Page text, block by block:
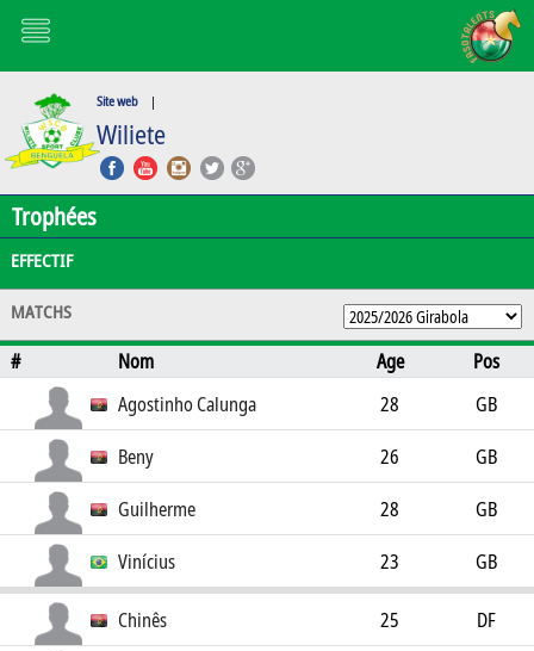
Site web |
Wiliete
Trophées
EFFECTIF
MATCHS
# Nom Age
Pos
Agostinho Calunga
28
GB
Beny
26
GB
Guilherme
28
GB
Vinícius
23 GB
Chinês 25
DF